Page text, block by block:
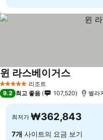
5 성급 리조트
윈 라스베이거스요금 보기
9.2 최고 좋음 107,520 벨라
최저가 ₩362,843
7개 사이트의 요금 보기